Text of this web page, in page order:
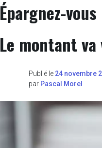
Épargnez-
Le montant
Publié le 24 novembre
par Pascal Morel